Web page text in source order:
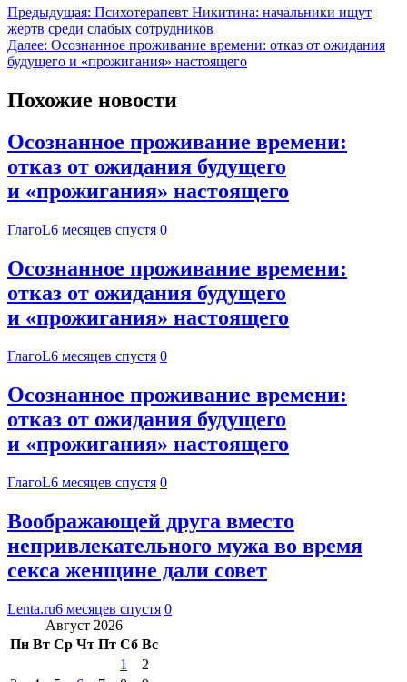
Предыдущая: Психотерапевт Никитина: начальники ищут
жертв среди слабых сотрудников
Далее: Осознанное проживание времени: отказ от ожидания
будущего и «прожигания» настоящего
Похожие новости
Осознанное проживание времени:
отказ от ожидания будущего
и «прожигания» настоящего
ГлагоL6 месяцев спустя 0
Осознанное проживание времени:
отказ от ожидания будущего
и «прожигания» настоящего
ГлагоL6 месяцев спустя 0
Осознанное проживание времени:
отказ от ожидания будущего
и «прожигания» настоящего
ГлагоL6 месяцев спустя 0
Воображающей друга вместо
непривлекательного мужа во время
секса женщине дали совет
Lenta.ru6 месяцев спустя 0
Август 2026
Пн Вт Ср Чт Пт Сб Вс
1
2